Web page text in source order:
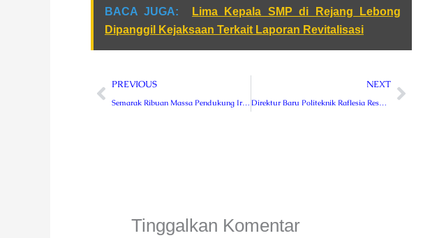
BACA JUGA:
Lima Kepala SMP di Rejang Lebong
Dipanggil Kejaksaan Terkait Laporan Revitalisasi
Prev
PREVIOUS
Semarak Ribuan Massa Pendukung Iringi Ujang – Daus Daftar di KPU Kepahiang
NEXT
Direktur Baru Politeknik Raflesia Resmi Dilantik Bupati Rejang Lebong
Next
Tinggalkan Komentar